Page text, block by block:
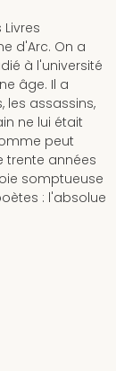
d'Arc. On a
à l'université
âge. Il a
les assassins,
ne lui était
peut
trente années
somptueuse
: l'absolue